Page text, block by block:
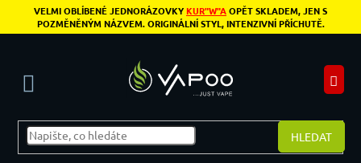
Přejít na obsah
VELMI OBLÍBENÉ JEDNORÁZOVKYKUR"W"AOPĚT SKLADEM, JEN S
POZMĚNĚNÝM NÁZVEM. ORIGINÁLNÍ STYL, INTENZIVNÍ PŘÍCHUTĚ.
HLEDAT